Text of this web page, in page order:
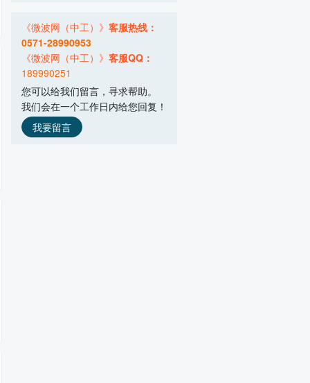
郑州菲利特智能装备有限公司
广州沃斯特科技装备有限公司
南京汇研微波系统工程有限公司
主营产品：8KW分体式微波发生,微波超声
深圳市视麦电气技术有限公司
《微波网（中工）》 客服热线：
0571-28990953
《微波网（中工）》 客服QQ：
189990251
您可以给我们留言，寻求帮助。
我们会在一个工作日内给您回复！
我要留言